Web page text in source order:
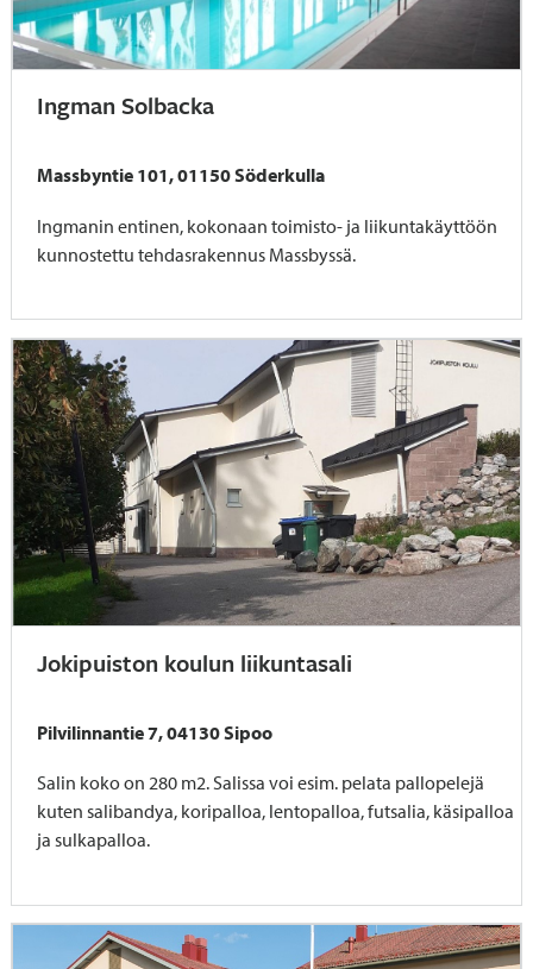
Ingman Solbacka
Massbyntie 101, 01150 Söderkulla
Ingmanin entinen, kokonaan toimisto- ja liikuntakäyttöön
kunnostettu tehdasrakennus Massbyssä.
Jokipuiston koulun liikuntasali
Pilvilinnantie 7, 04130 Sipoo
Salin koko on 280 m2. Salissa voi esim. pelata pallopelejä
kuten salibandya, koripalloa, lentopalloa, futsalia, käsipalloa
ja sulkapalloa.